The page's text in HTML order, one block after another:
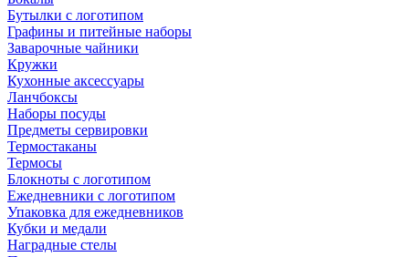
Бутылки с логотипом
Графины и питейные наборы
Заварочные чайники
Кружки
Кухонные аксессуары
Ланчбоксы
Наборы посуды
Предметы сервировки
Термостаканы
Термосы
Блокноты с логотипом
Ежедневники с логотипом
Упаковка для ежедневников
Кубки и медали
Наградные стелы